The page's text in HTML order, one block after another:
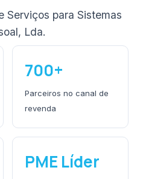
para Sistemas
Lda.
700+
Parceiros no canal de
revenda
PME Líder